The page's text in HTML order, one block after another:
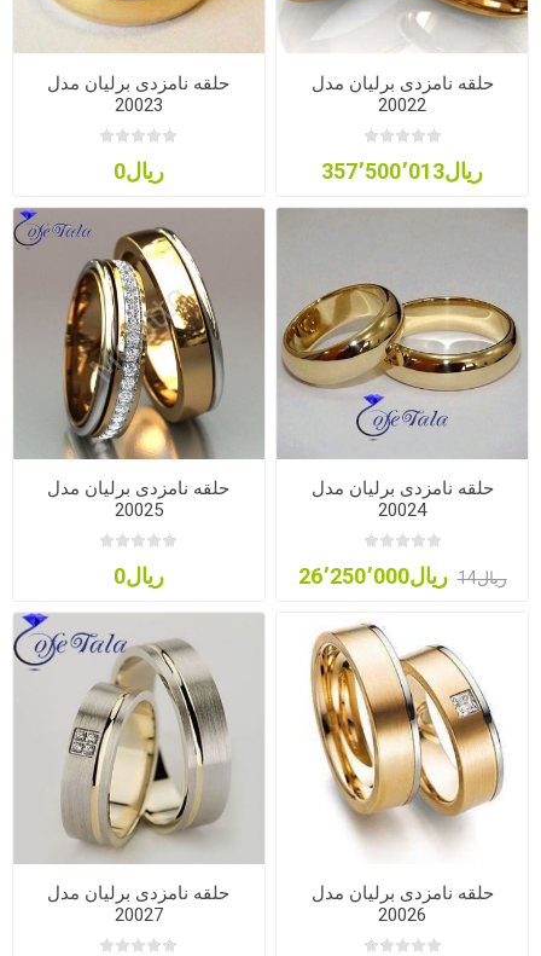
حلقه نامزدی برلیان مدل
20022
ریال357٬500٬013
حلقه نامزدی برلیان مدل
20023
ریال0
حلقه نامزدی برلیان مدل
20024
ریال14 ریال26٬250٬000
حلقه نامزدی برلیان مدل
20025
ریال0
حلقه نامزدی برلیان مدل
20026
حلقه نامزدی برلیان مدل
20027